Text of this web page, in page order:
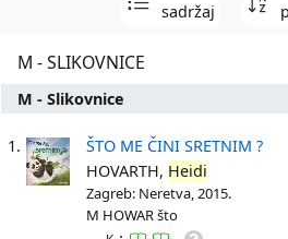
sadržaj
M - SLIKOVNICE
M - Slikovnice
1.
ŠTO ME ČINI SRETNIM ?
HOVARTH, Heidi
Zagreb: Neretva, 2015.
M HOWAR što